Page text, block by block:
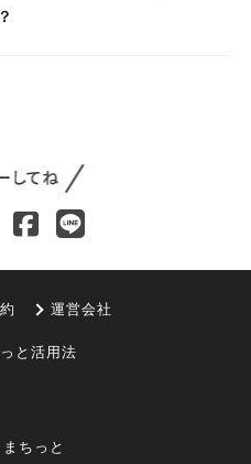
運営会社
と活用法
ちっと